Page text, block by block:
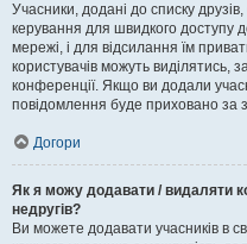
Учасники, додані до списку
керування для швидкого доступу
мережі, і для відсилання їм
користувачів можуть виділятись,
конференції. Якщо ви додали
повідомлення буде приховано за
Догори
Як я можу додавати / видаляти
недругів?
Ви можете додавати учасників в